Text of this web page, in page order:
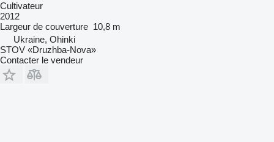
Cultivateur
2012
Largeur de couverture 10,8 m
Ukraine, Ohinki
STOV «Druzhba-Nova»
Contacter le vendeur